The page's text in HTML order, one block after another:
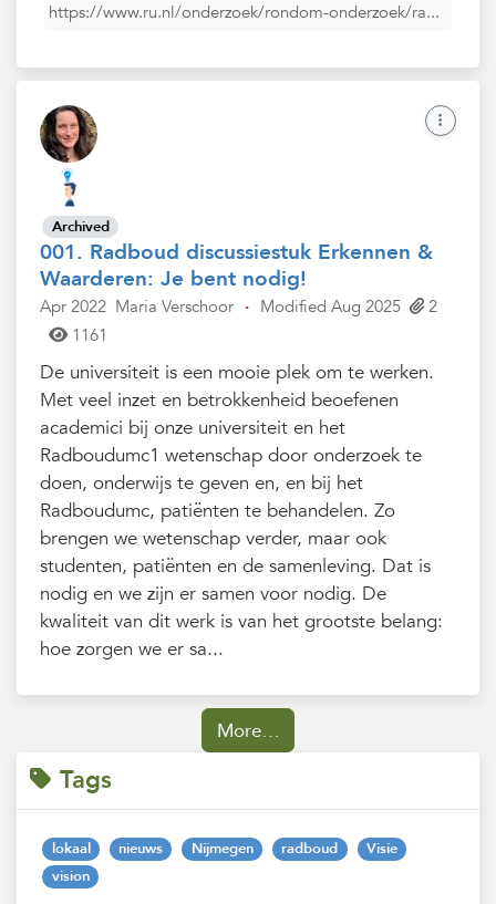
https://www.ru.nl/onderzoek/rondom-onderzoek/ra...
001. Radboud discussiestuk Erkennen &
Waarderen: Je bent nodig!
Archived
Apr 2022 Maria Verschoor · Modified Aug 2025
2
1161
De universiteit is een mooie plek om te werken.
Met veel inzet en betrokkenheid beoefenen
academici bij onze universiteit en het
Radboudumc1 wetenschap door onderzoek te
doen, onderwijs te geven en, en bij het
Radboudumc, patiënten te behandelen. Zo
brengen we wetenschap verder, maar ook
studenten, patiënten en de samenleving. Dat is
nodig en we zijn er samen voor nodig. De
kwaliteit van dit werk is van het grootste belang:
hoe zorgen we er sa...
More…
Tags
lokaal nieuws Nijmegen radboud
Visie
vision